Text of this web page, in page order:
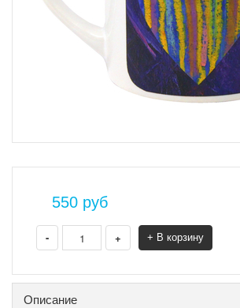
550 руб
- + + В корзину
Описание